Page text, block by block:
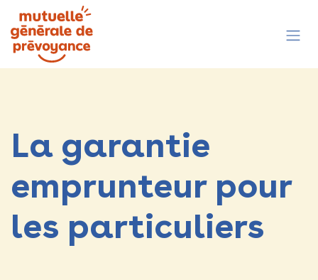
Se rendre au contenu
La garantie
emprunteur pour
les particuliers